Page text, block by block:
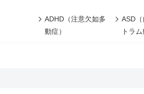
ADHD（注意欠如多
動症）
ASD（
トラム